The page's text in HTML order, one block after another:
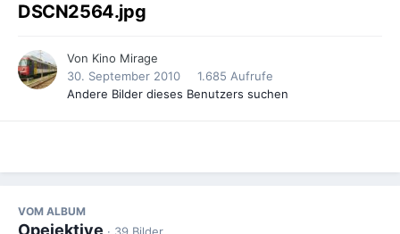
DSCN2564.jpg
Von Kino Mirage
30. September 2010
1.685 Aufrufe
Andere Bilder dieses Benutzers suchen
VOM ALBUM
Opejektive